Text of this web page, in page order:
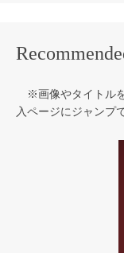
※画像やタイトル
入ページにジャンプ